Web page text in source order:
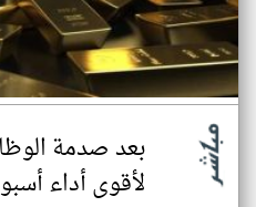
بعد صدمة
لأقوى أداء أسبوعي